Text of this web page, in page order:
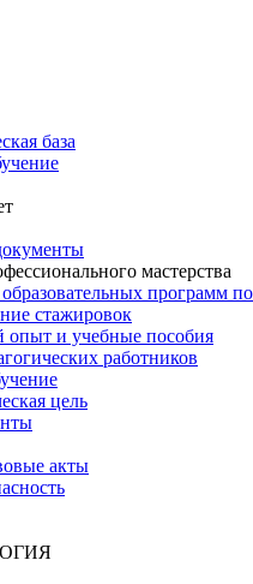
база
мастерства
программ
стажировок
опыт и учебные пособия
работников
цель
акты